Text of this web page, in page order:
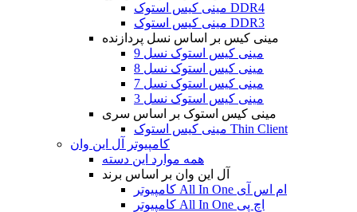
مینی کیس استوک DDR4
مینی کیس استوک DDR3
مینی کیس بر اساس نسل پردازنده
مینی کیس استوک نسل 9
مینی کیس استوک نسل 8
مینی کیس استوک نسل 7
مینی کیس استوک نسل 3
مینی کیس استوک بر اساس سری
مینی کیس استوک Thin Client
کامپیوتر آل این وان
همه موارد این دسته
آل این وان بر اساس برند
کامپیوتر All In One ام اس آی
کامپیوتر All In One اچ پی